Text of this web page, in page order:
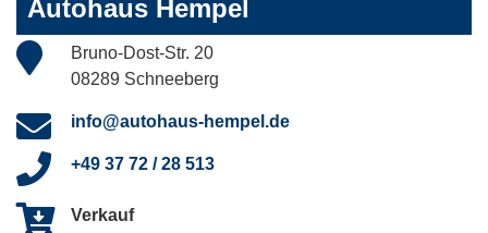
Autohaus Hempel
Bruno-Dost-Str. 20
08289 Schneeberg
info@autohaus-hempel.de
+49 37 72 / 28 513
Verkauf